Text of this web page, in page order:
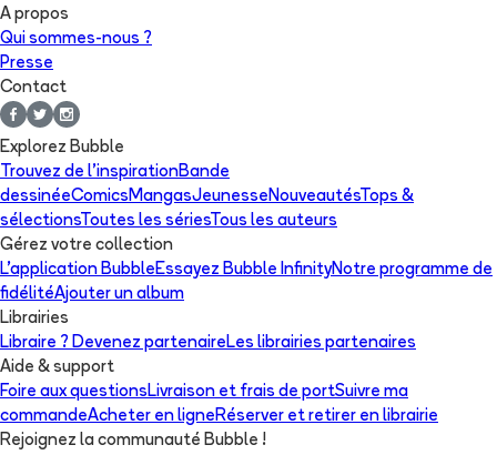
A propos
Qui sommes-nous ?
Presse
Contact
Explorez Bubble
Trouvez de l'inspirationBande
dessinéeComics MangasJeunesse NouveautésTops &
sélectionsToutes les sériesTous les auteurs
Gérez votre collection
L'application Bubble Essayez Bubble InfinityNotre programme de
fidélitéAjouter un album
Librairies
Libraire ? Devenez partenaire Les librairies partenaires
Aide & support
Foire aux questions Livraison et frais de portSuivre ma
commandeAcheter en ligne Réserver et retirer en librairie
Rejoignez la communauté Bubble !